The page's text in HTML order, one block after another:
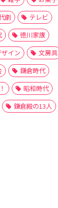
劇
テレビ
徳川家康
ザイン
文房具
鎌倉時代
昭和時代
鎌倉殿の13人